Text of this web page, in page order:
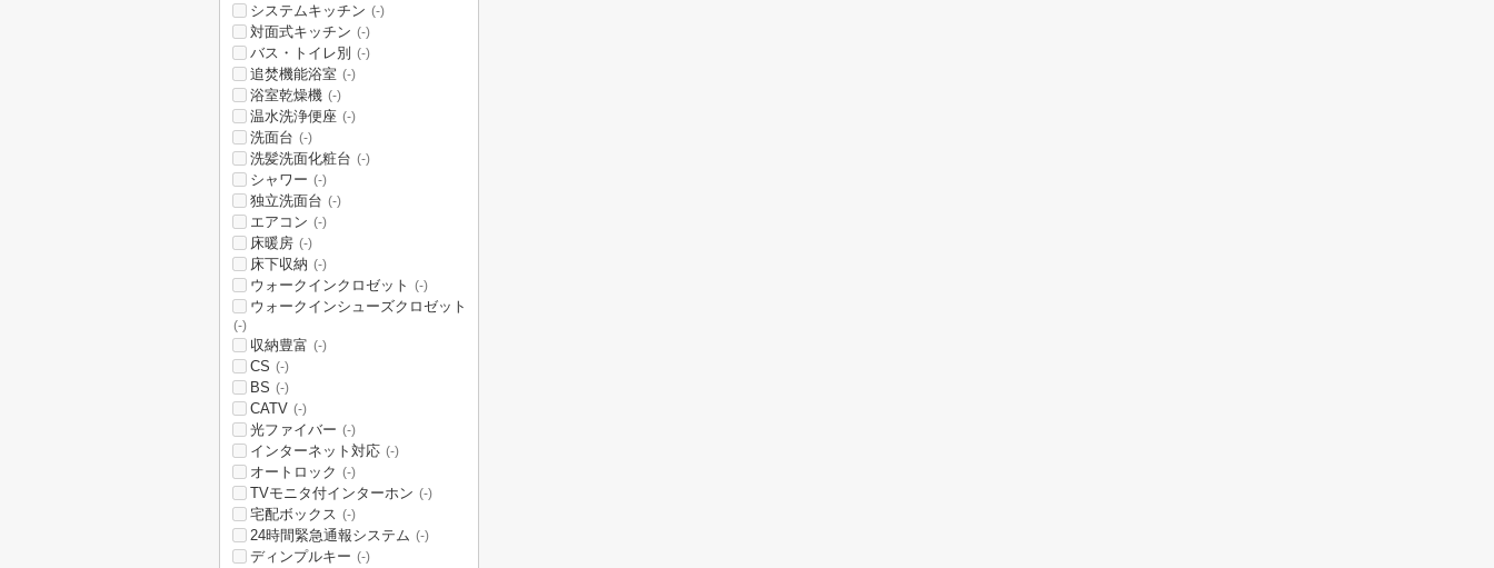
システムキッチン (-)
対面式キッチン (-)
バス・トイレ別 (-)
追焚機能浴室 (-)
浴室乾燥機 (-)
温水洗浄便座 (-)
洗面台 (-)
洗髪洗面化粧台 (-)
シャワー (-)
独立洗面台 (-)
エアコン (-)
床暖房 (-)
床下収納 (-)
ウォークインクロゼット (-)
ウォークインシューズクロゼット
(-)
収納豊富 (-)
CS (-)
BS (-)
CATV (-)
光ファイバー (-)
インターネット対応 (-)
オートロック (-)
TVモニタ付インターホン (-)
宅配ボックス (-)
24時間緊急通報システム (-)
ディンプルキー (-)